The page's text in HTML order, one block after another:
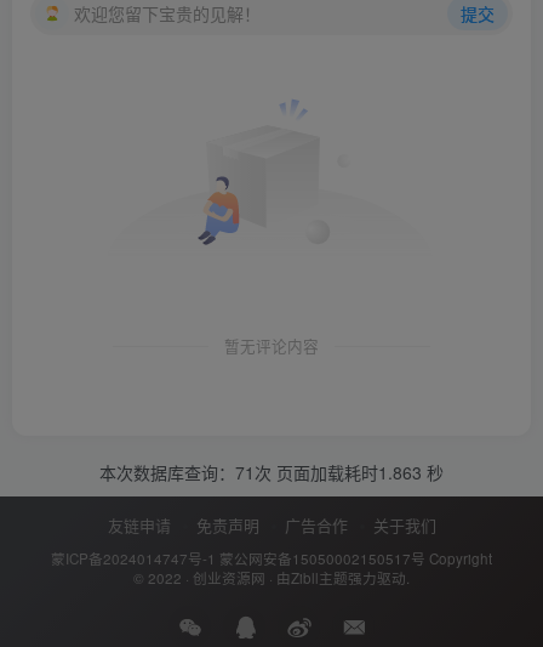
欢迎您留下宝贵的见解！ 提交
暂无评论内容
本次数据库查询：71次 页面加载耗时1.863 秒
友链申请 免责声明 广告合作 关于我们
蒙ICP备2024014747号-1 蒙公网安备15050002150517号 Copyright
© 2022 · 创业资源网 · 由Zibll主题强力驱动.